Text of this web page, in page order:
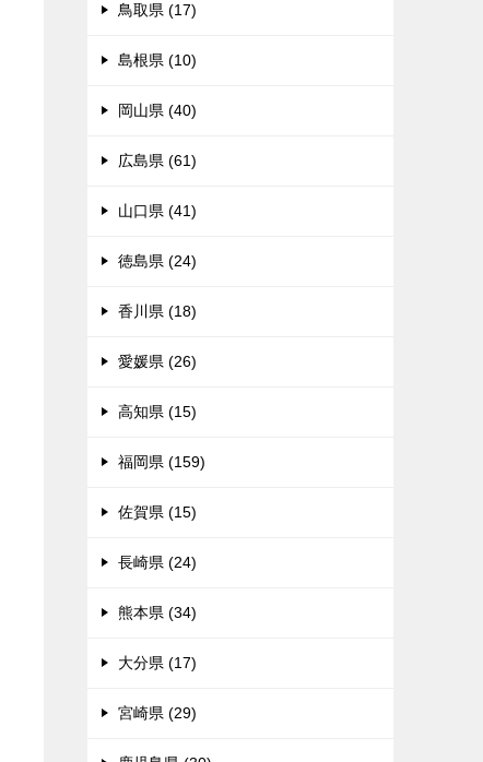
鳥取県 (17)
島根県 (10)
岡山県 (40)
広島県 (61)
山口県 (41)
徳島県 (24)
香川県 (18)
愛媛県 (26)
高知県 (15)
福岡県 (159)
佐賀県 (15)
長崎県 (24)
熊本県 (34)
大分県 (17)
宮崎県 (29)